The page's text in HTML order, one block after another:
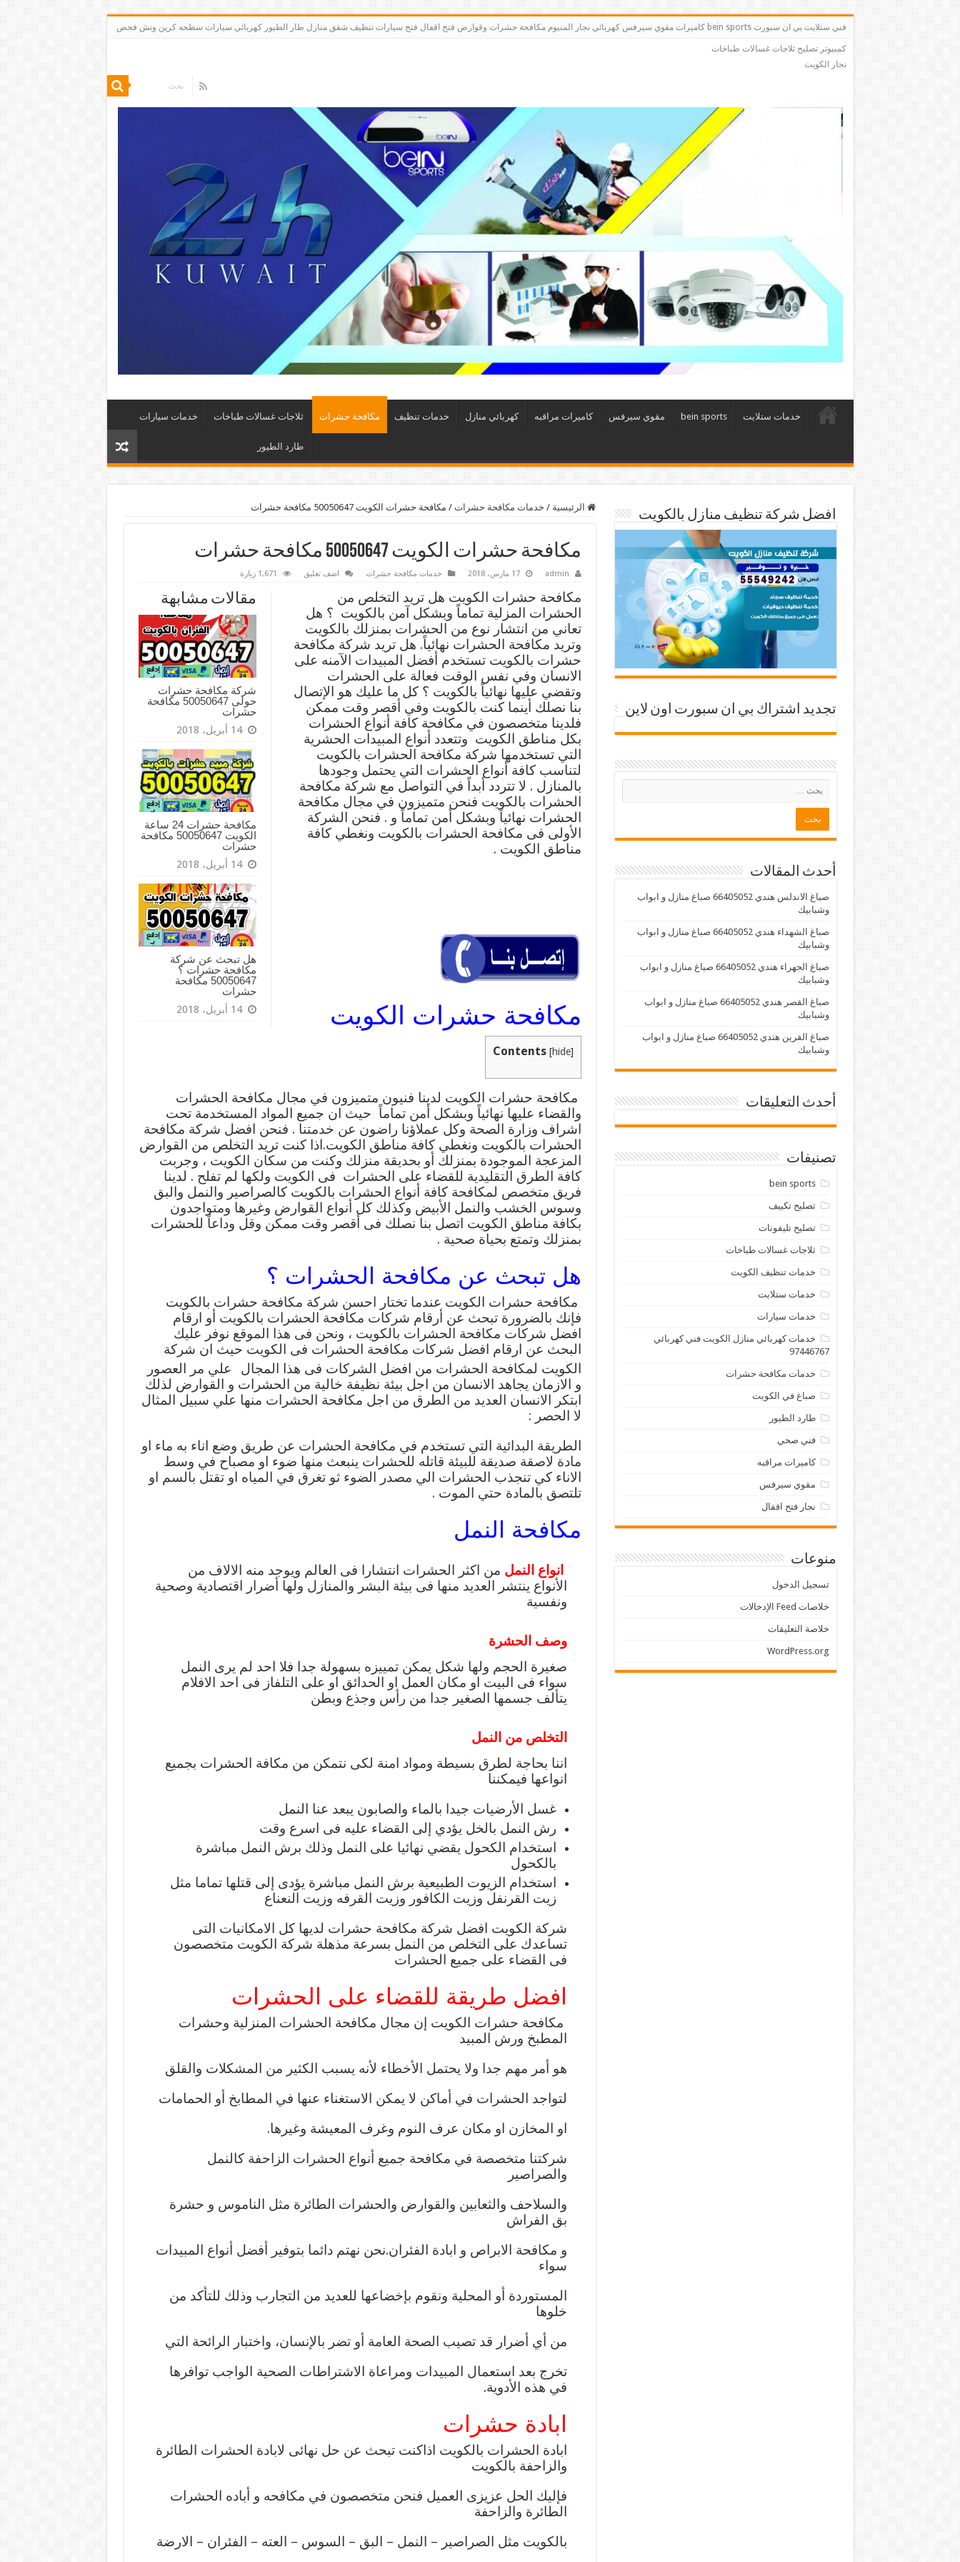
فني ستلايت بي ان سبورت bein sports كاميرات مقوي سيرفس كهربائي نجار المنيوم مكافحة حشرات وقوارض فتح اقفال فتح سيارات تنظيف شقق منازل طار الطيور كهربائي سيارات سطحه كرين ونش فحص
كمبيوتر تصليح ثلاجات غسالات طباخات
نجار الكويت
خدمات ستلايت bein sports مقوي سيرفس كاميرات مراقبه كهربائي منازل خدمات تنظيف مكافحة حشرات ثلاجات غسالات طباخات خدمات سيارات
طارد الطيور
الرئيسية / خدمات مكافحة حشرات / مكافحة حشرات الكويت 50050647 مكافحة حشرات
مكافحة حشرات الكويت 50050647 مكافحة حشرات
admin 17 مارس، 2018 خدمات مكافحة حشرات اضف تعليق 1,671 زيارة
مقالات مشابهة
شركة مكافحة حشرات
حولى 50050647 مكافحة
حشرات
14 أبريل، 2018
مكافحة حشرات 24 ساعة
الكويت 50050647 مكافحة
حشرات
14 أبريل، 2018
هل تبحث عن شركة
مكافحة حشرات ؟
50050647 مكافحة
حشرات
14 أبريل، 2018
مكافحة حشرات الكويت هل تريد التخلص من
الحشرات المزلية تماماً وبشكل آمن بالكويت ؟ هل
تعاني من انتشار نوع من الحشرات بمنزلك بالكويت
وتريد مكافحة الحشرات نهائياً. هل تريد شركة مكافحة
حشرات بالكويت تستخدم أفضل المبيدات الآمنه على
الانسان وفي نفس الوقت فعالة على الحشرات
وتقضي عليها نهائياً بالكويت ؟ كل ما عليك هو الإتصال
بنا نصلك أينما كنت بالكويت وفي أقصر وقت ممكن
فلدينا متخصصون في مكافحة كافة أنواع الحشرات
بكل مناطق الكويت وتتعدد أنواع المبيدات الحشرية
التي تستخدمها شركة مكافحة الحشرات بالكويت
لتناسب كافة أنواع الحشرات التي يحتمل وجودها
بالمنازل . لا تتردد أبداً في التواصل مع شركة مكافحة
الحشرات بالكويت فنحن متميزون في مجال مكافحة
الحشرات نهائياً وبشكل أمن تماماً و . فنحن الشركة
الأولى فى مكافحة الحشرات بالكويت ونغطي كافة
مناطق الكويت .
مكافحة حشرات الكويت
Contents [hide]
مكافحة حشرات الكويت لدينا فنيون متميزون في مجال مكافحة الحشرات
والقضاء عليها نهائياً وبشكل أمن تماماً حيث ان جميع المواد المستخدمة تحت
اشراف وزارة الصحة وكل عملاؤنا راضون عن خدمتنا . فنحن افضل شركة مكافحة
الحشرات بالكويت ونغطي كافة مناطق الكويت.اذا كنت تريد التخلص من القوارض
المزعجة الموجودة بمنزلك أو بحديقة منزلك وكنت من سكان الكويت ، وجربت
كافة الطرق التقليدية للقضاء على الحشرات فى الكويت ولكها لم تفلح . لدينا
فريق متخصص لمكافحة كافة أنواع الحشرات بالكويت كالصراصير والنمل والبق
وسوس الخشب والنمل الأبيض وكذلك كل أنواع القوارض وغيرها ومتواجدون
بكافة مناطق الكويت اتصل بنا نصلك فى أقصر وقت ممكن وقل وداعاً للحشرات
بمنزلك وتمتع بحياة صحية .
هل تبحث عن مكافحة الحشرات ؟
مكافحة حشرات الكويت عندما تختار احسن شركة مكافحة حشرات بالكويت
فإنك بالضرورة تبحث عن أرقام شركات مكافحة الحشرات بالكويت أو ارقام
افضل شركات مكافحة الحشرات بالكويت ، ونحن فى هذا الموقع نوفر عليك
البحث عن ارقام افضل شركات مكافحة الحشرات فى الكويت حيث ان شركة
الكويت لمكافحة الحشرات من افضل الشركات فى هذا المجال
علي مر العصور
و الازمان يجاهد الانسان من اجل بيئة نظيفة خالية من الحشرات و القوارض لذلك
ابتكر الانسان العديد من الطرق من اجل مكافحة الحشرات منها علي سبيل المثال
لا الحصر :
الطريقة البدائية التي تستخدم في مكافحة الحشرات عن طريق وضع اناء به ماء او
مادة لاصقة صديقة للبيئة قاتله للحشرات ينبعث منها ضوء او مصباح في وسط
الاناء كي تنجذب الحشرات الي مصدر الضوء ثو تغرق في المياه او تقتل بالسم او
تلتصق بالمادة حتي الموت .
مكافحة النمل
انواع النمل من اكثر الحشرات انتشارا فى العالم ويوجد منه الالاف من
الأنواع ينتشر العديد منها فى بيئة البشر والمنازل ولها أضرار اقتصادية وصحية
ونفسية
وصف الحشرة
صغيرة الحجم ولها شكل يمكن تمييزه بسهولة جدا فلا احد لم يرى النمل
سواء فى البيت او مكان العمل او الحدائق او على التلفاز فى احد الافلام
يتألف جسمها الصغير جدا من رأس وجذع وبطن
التخلص من النمل
اننا بحاجة لطرق بسيطة ومواد امنة لكى نتمكن من مكافة الحشرات بجميع
انواعها فيمكننا
غسل الأرضيات جيدا بالماء والصابون يبعد عنا النمل
رش النمل بالخل يؤدي إلى القضاء عليه فى اسرع وقت
استخدام الكحول يقضي نهائيا على النمل وذلك برش النمل مباشرة
بالكحول
استخدام الزيوت الطبيعية برش النمل مباشرة يؤدى إلى قتلها تماما مثل
زيت القرنفل وزيت الكافور وزيت القرفه وزيت النعناع
شركة الكويت افضل شركة مكافحة حشرات لديها كل الامكانيات التى
تساعدك على التخلص من النمل بسرعة مذهلة شركة
الكويت متخصصون
فى القضاء على جميع الحشرات
افضل طريقة للقضاء على الحشرات
مكافحة حشرات الكويت إن مجال مكافحة الحشرات المنزلية وحشرات
المطبخ ورش المبيد
هو أمر مهم جدا ولا يحتمل الأخطاء لأنه يسبب الكثير من المشكلات والقلق
لتواجد الحشرات في أماكن لا يمكن الاستغناء عنها في المطابخ أو الحمامات
او المخازن او مكان عرف النوم وغرف المعيشة وغيرها.
شركتنا متخصصة في مكافحة جميع أنواع الحشرات الزاحفة كالنمل
والصراصير
والسلاحف والثعابين والقوارض والحشرات الطائرة مثل الناموس و حشرة
بق الفراش
و مكافحة الابراص و ابادة الفئران.نحن نهتم دائما بتوفير أفضل أنواع المبيدات
سواء
المستوردة أو المحلية ونقوم بإخضاعها للعديد من التجارب وذلك للتأكد من
خلوها
من أي أضرار قد تصيب الصحة العامة أو تضر بالإنسان، واختبار الرائحة التي
تخرج بعد استعمال المبيدات ومراعاة الاشتراطات الصحية الواجب توافرها
في هذه الأدوية.
ابادة حشرات
ابادة الحشرات بالكويت اذاكنت تبحث عن حل نهائى لابادة الحشرات الطائرة
والزاحفة بالكويت
فإليك الحل عزيزى العميل فنحن متخصصون في مكافحه و أباده الحشرات
الطائرة والزاحفة
بالكويت مثل الصراصير – النمل – البق – السوس – العته – الفئران – الارضة
افضل شركة تنظيف منازل بالكويت
تجديد اشتراك بي ان سبورت اون لاين
أحدث المقالات
صباغ الاندلس هندي 66405052 صباغ منازل و ابواب
وشبابيك
صباغ الشهداء هندي 66405052 صباغ منازل و ابواب
وشبابيك
صباغ الجهراء هندي 66405052 صباغ منازل و ابواب
وشبابيك
صباغ القصر هندي 66405052 صباغ منازل و ابواب
وشبابيك
صباغ القرين هندي 66405052 صباغ منازل و ابواب
وشبابيك
أحدث التعليقات
تصنيفات
bein sports
تصليح تكييف
تصليح تليفونات
ثلاجات غسالات طباخات
خدمات تنظيف الكويت
خدمات ستلايت
خدمات سيارات
خدمات كهربائي منازل الكويت فني كهربائي
97446767
خدمات مكافحة حشرات
صباغ في الكويت
طارد الطيور
فني صحي
كاميرات مراقبه
مقوي سيرفس
نجار فتح اقفال
منوعات
تسجيل الدخول
خلاصات Feed الإدخالات
خلاصة التعليقات
WordPress.org